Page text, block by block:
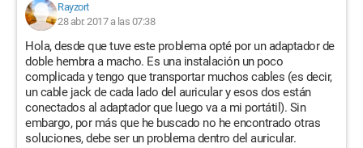
Rayzort
28 abr. 2017 a las 07:38
Hola, desde que tuve este problema opté por un adaptador de
doble hembra a macho. Es una instalación un poco
complicada y tengo que transportar muchos cables (es decir,
un cable jack de cada lado del auricular y esos dos están
conectados al adaptador que luego va a mi portátil). Sin
embargo, por más que he buscado no he encontrado otras
soluciones, debe ser un problema dentro del auricular.